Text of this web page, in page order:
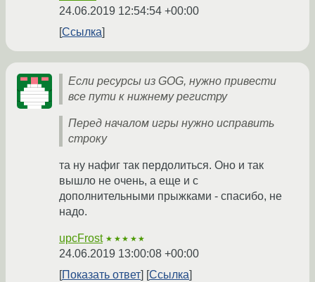
24.06.2019 12:54:54 +00:00
Ссылка
Если ресурсы из GOG, нужно привести
все пути к нижнему регистру
Перед началом игры нужно исправить
строку
та ну нафиг так пердолиться. Оно и так
вышло не очень, а еще и с
дополнительными прыжками - спасибо, не
надо.
upcFrost ★★★★★
24.06.2019 13:00:08 +00:00
Показать ответ
Ссылка